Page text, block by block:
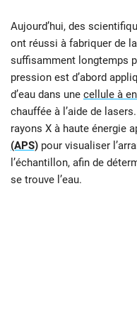
Aujourd’hui, des
ont réussi à fabriquer de
suffisamment longtemps
pression est d’abord
d’eau dans une cellule à
chauffée à l’aide de
rayons X à haute énergie
(APS) pour visualiser
l’échantillon, afin de
se trouve l’eau.